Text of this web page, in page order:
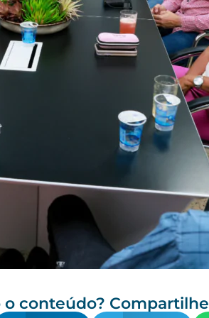
o conteúdo?